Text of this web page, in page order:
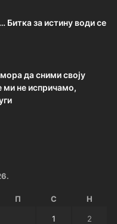
Битка за истину води се
да сними своју
ми не испричамо,
П С Н
1 2